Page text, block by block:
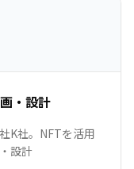
・設計
K社。NFTを活用
設計